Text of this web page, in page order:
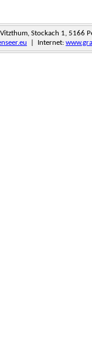
Stockach 1, 5166
| Internet: